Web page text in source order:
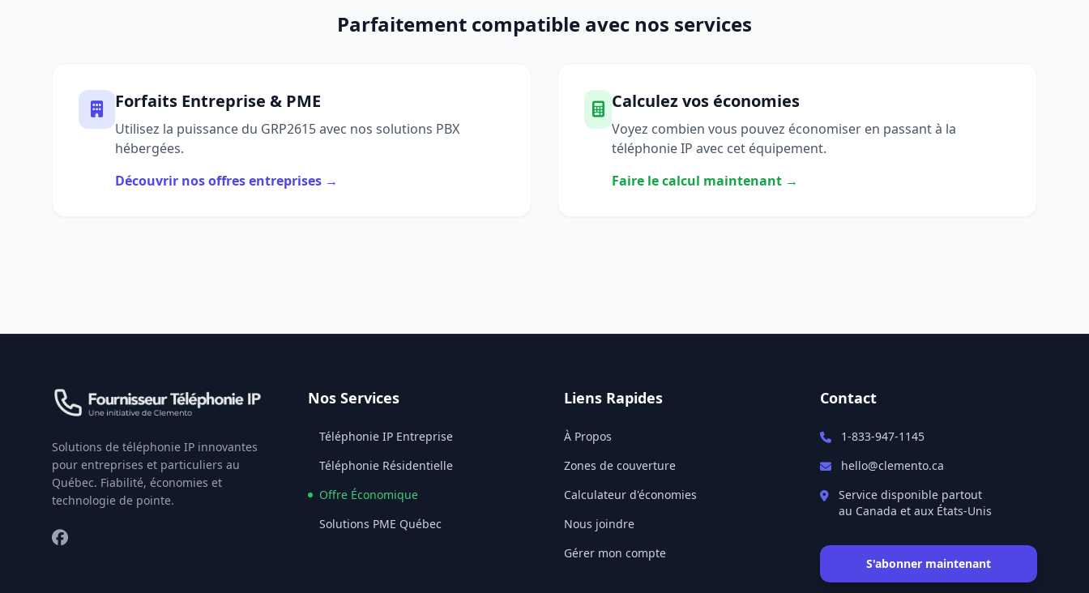
Parfaitement compatible avec nos services
Forfaits Entreprise & PME
Utilisez la puissance du GRP2615 avec nos solutions PBX
hébergées.
Découvrir nos offres entreprises →
Calculez vos économies
Voyez combien vous pouvez économiser en passant à la
téléphonie IP avec cet équipement.
Faire le calcul maintenant →
Solutions de téléphonie IP innovantes
pour entreprises et particuliers au
Québec. Fiabilité, économies et
technologie de pointe.
Facebook
Nos Services
Téléphonie IP Entreprise
Téléphonie Résidentielle
Offre Économique
Solutions PME Québec
Liens Rapides
À Propos
Zones de couverture
Calculateur d'économies
Nous joindre
Gérer mon compte
Contact
1-833-947-1145
hello@clemento.ca
Service disponible partout
au Canada et aux États-Unis
S'abonner maintenant